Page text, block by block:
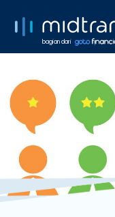
bagian dari